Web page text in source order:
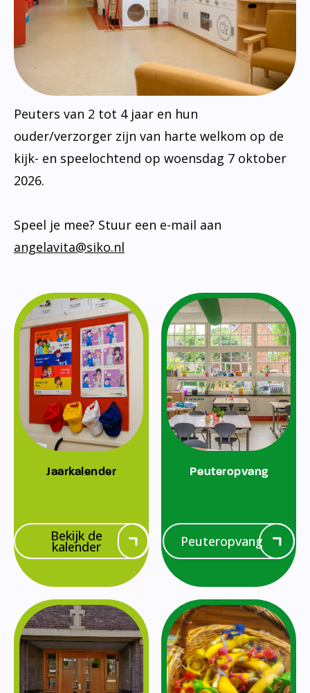
Peuters van 2 tot 4 jaar en hun
ouder/verzorger zijn van harte welkom op de
kijk- en speelochtend op woensdag 7 oktober
2026.
Speel je mee? Stuur een e-mail aan
angelavita@siko.nl
Jaarkalender
Bekijk de
kalender
Peuteropvang
Peuteropvang